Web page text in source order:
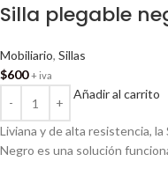
Silla plegable
Mobiliario, Sillas
$600 + iva
Añadir al carrito
Liviana y de alta resistencia,
Negro es una solución